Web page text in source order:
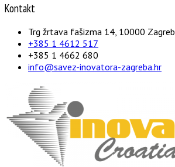
Kontakt
Trg žrtava fašizma 14, 10000 Zagreb
+385 1 4612 517
+385 1 4662 680
info@savez-inovatora-zagreba.hr